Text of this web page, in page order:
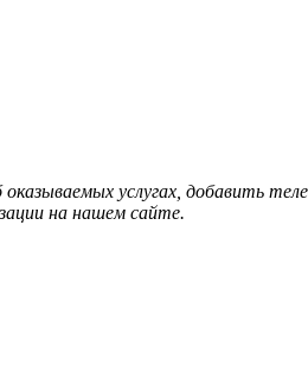
услугах, добавить
на нашем сайте.